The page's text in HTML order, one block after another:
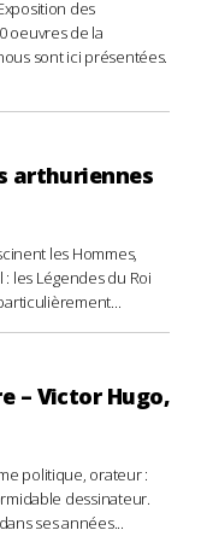
des
oeuvres de la
sont ici présentées.
arthuriennes
les Hommes,
les Légendes du Roi
– Victor Hugo,
politique, orateur :
dessinateur.
ses années...